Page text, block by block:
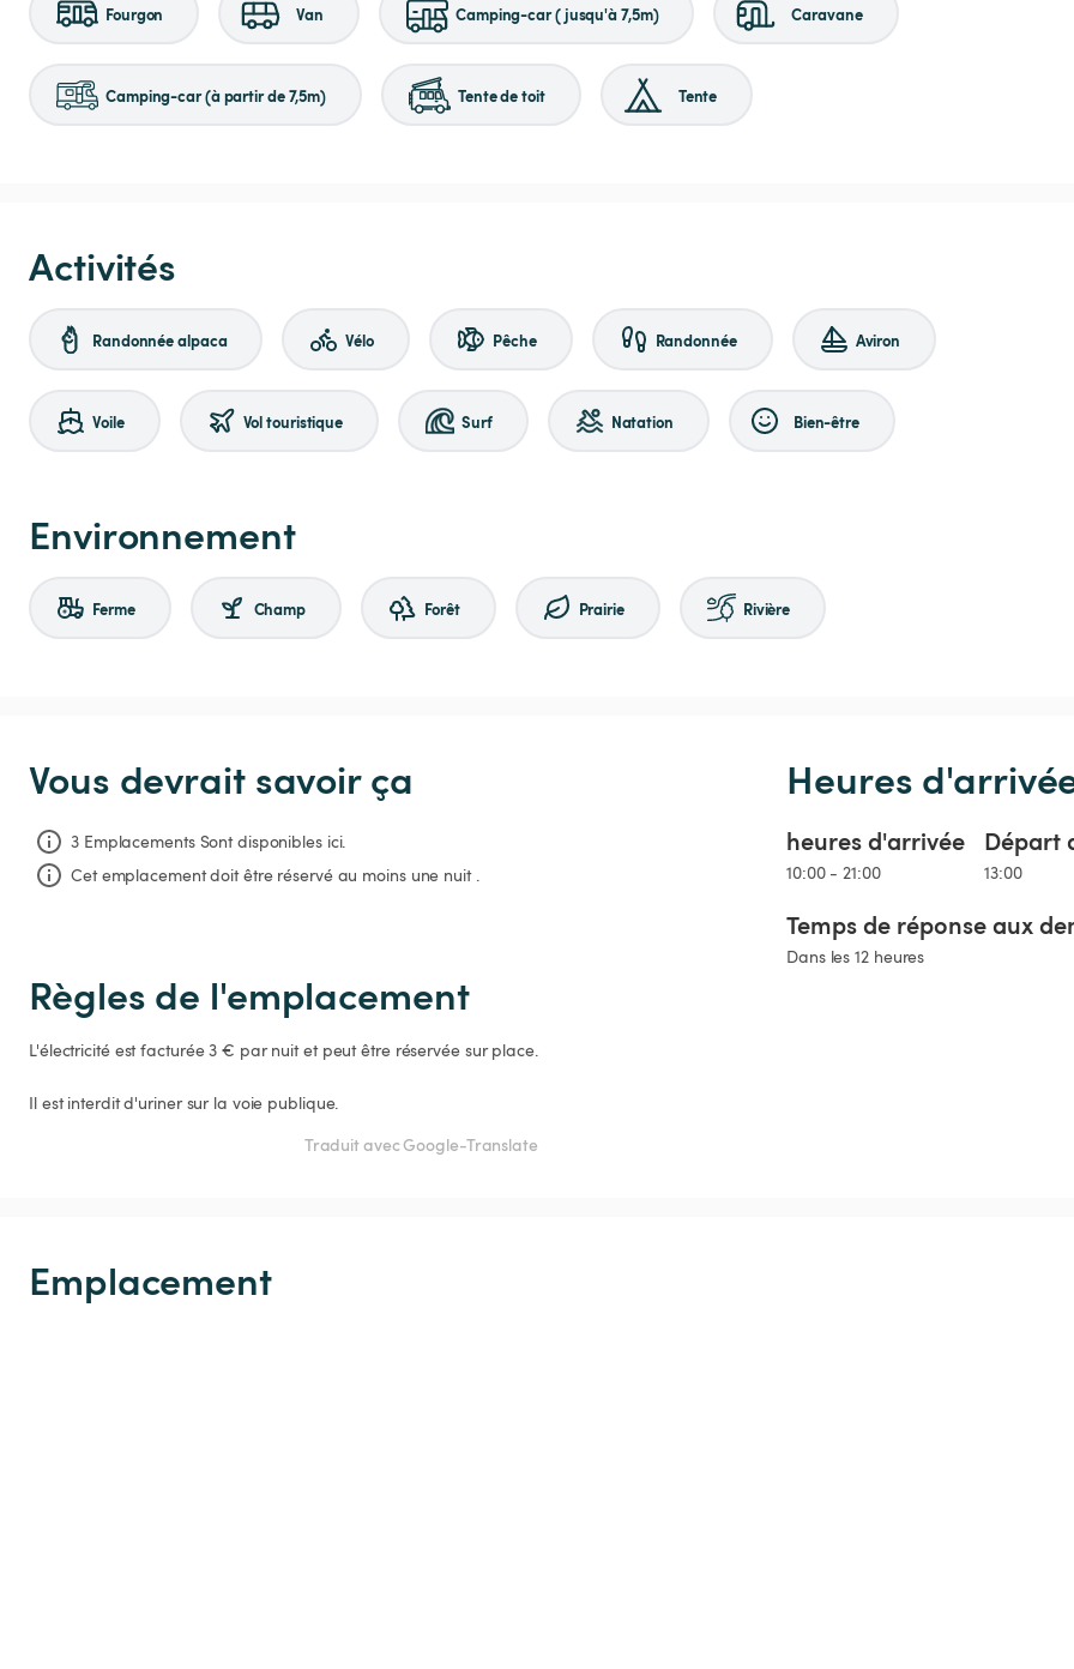
Fourgon Van Camping-car (jusqu'à 7,5m) Caravane
Camping-car (à partir de 7,5m) Tente de toit Tente
Activités
Randonnée alpaca Vélo Pêche Randonnée Aviron
Voile Vol touristique Surf Natation Bien-être
Environnement
Ferme Champ Forêt Prairie Rivière
Vous devrait savoir ça
3 Emplacements Sont disponibles ici.
Cet emplacement doit être réservé au moins une nuit .
Heures
heures d'arrivée
10:00 - 21:00
Départ
13:00
Temps de réponse aux
Dans les 12 heures
Règles de l'emplacement
L'électricité est facturée 3 € par nuit et peut être réservée sur place.
Il est interdit d'uriner sur la voie publique.
Traduit avec Google-Translate
Emplacement